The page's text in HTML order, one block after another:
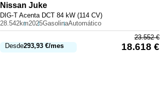
Nissan Juke
DIG-T Acenta DCT 84 kW (114 CV)
28.542km2025GasolinaAutomático
Desde293,93 €/mes
23.552€
18.618 €